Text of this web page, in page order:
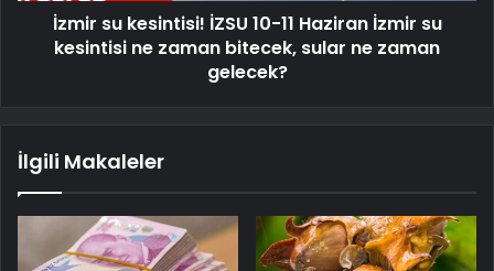
İzmir su kesintisi! İZSU 10-11 Haziran İzmir su
kesintisi ne zaman bitecek, sular ne zaman
gelecek?
İlgili Makaleler